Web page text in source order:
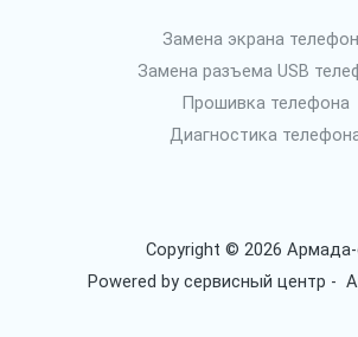
Замена экрана
Замена разъема USB
Прошивка телефона
Диагностика
Copyright © 2026 Армада-
Powered by сервисный центр -